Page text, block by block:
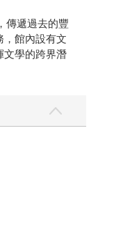
傳遞過去的豐
，館內設有文
文學的跨界潛